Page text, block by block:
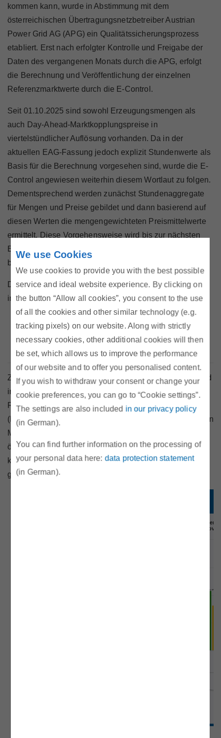
We use Cookies
We use cookies to provide you with the best possible
service and ideal website experience. By clicking on
the button “Allow all cookies”, you consent to the use
of all the cookies and other similar technology (e.g.
tracking pixels) on our website. Along with strictly
necessary cookies, other additional cookies will then
be set, which allows us to improve the performance
of our website and to offer you personalised content.
If you wish to withdraw your consent or change your
cookie preferences, you can go to “Cookie settings”.
The settings are also included in our privacy policy
(in German).
You can find further information on the processing of
your personal data here:data protection statement
(in German).
kommen kann, wurde in Abstimmung mit dem
österreichischen Übertragungsnetzbetreiber Austrian
Power Grid AG (APG) ein Qualitätssicherungsprozess
etabliert. Erst nach erfolgter Kontrolle und Freigabe der
Daten des vergangenen Monats durch die APG, erfolgt
die Berechnung und Veröffentlichung der einzelnen
Referenzmarktwerte durch die E-Control.
Seit 01.10.2025 sind sowohl Erzeugungsmengen als
auch Day-Ahead-Marktkopplungspreise in
viertelstündlicher Auflösung vorhanden. Da in der
aktuellen EAG-Fassung jedoch explizit Stundenwerte als
Basis für die Berechnung vorgesehen sind, wurde die E-
Control angewiesen weiterhin diesem Wortlaut zu folgen.
Dementsprechend werden zunächst Stundenaggregate
für Mengen und Preise gebildet und dann basierend auf
diesen Werten die mengengewichteten Preismittelwerte
ermittelt. Diese Vorgehensweise wird bis zur nächsten
EAG-Novelle beibehalten, in welcher diese Thematik
berücksichtigt werden soll.
Dementsprechend lag der aktuelle Referenzmarktwert
imJuli 2026 :
Zusätzlich zu den monatlichen Referenzmarktwerten wird
in untenstehender Grafik auch der monatliche
Referenzmarktpreis gemäß § 12 Abs. 2 zweiter Satz
(EAG) veröffentlicht. Dieser entspricht dem arithmetischen
Mittelwert der Day-Ahead-Marktkopplungspreise der
österreichischen Gebotszone (Day-Ahead Base) und
kann somit als ungewichteter Vergleichswert zu den
gewichteten Referenzmarktwerten interpretiert werden.